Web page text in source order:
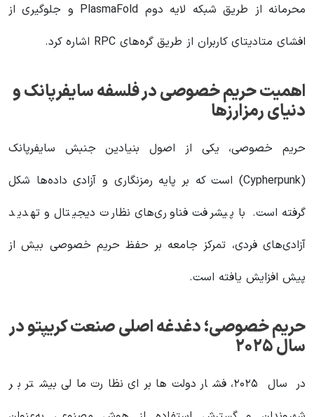
محرمانه از طریق شبکه لایه دوم PlasmaFold و جلوگیری از
افشای متادیتای کاربران از طریق گره‌های RPC اشاره کرد.
اهمیت حریم خصوصی در فلسفه سایفرپانک و
دنیای رمزارزها
حریم خصوصی، یکی از اصول بنیادین جنبش سایفرپانک
(Cypherpunk) است که بر پایه رمزنگاری و آزادی داده‌ها شکل
گرفته است. با پیشرفت فناوری‌های نظارت دیجیتال و تهدید
آزادی‌های فردی، تمرکز جامعه بر حفظ حریم خصوصی بیش از
پیش افزایش یافته است.
حریم خصوصی؛ دغدغه اصلی صنعت کریپتو در
سال ۲۰۲۵
در سال ۲۰۲۵، فشار دولت‌ها برای نظارت مالی بیشتر بر